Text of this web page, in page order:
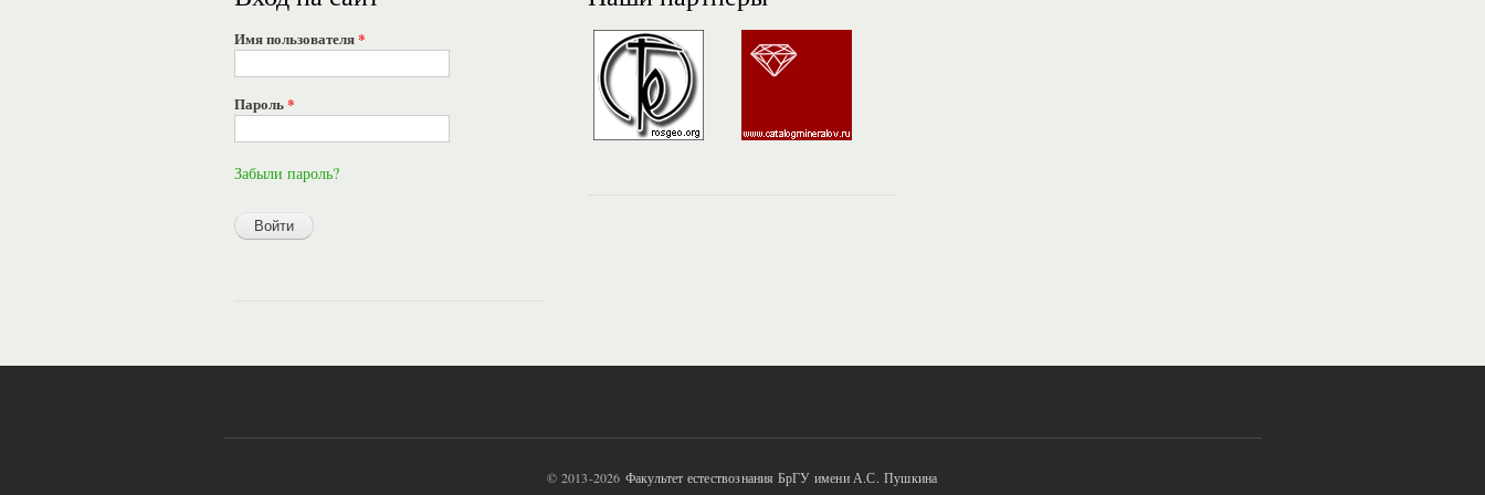
Имя пользователя*
Пароль*
Забыли пароль?
© 2013-2026 Факультет естествознания БрГУ имени А.С. Пушкина